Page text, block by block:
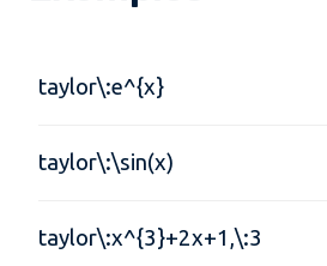
taylor\:e^{x}
taylor\:\sin(x)
taylor\:x^{3}+2x+1,\:3